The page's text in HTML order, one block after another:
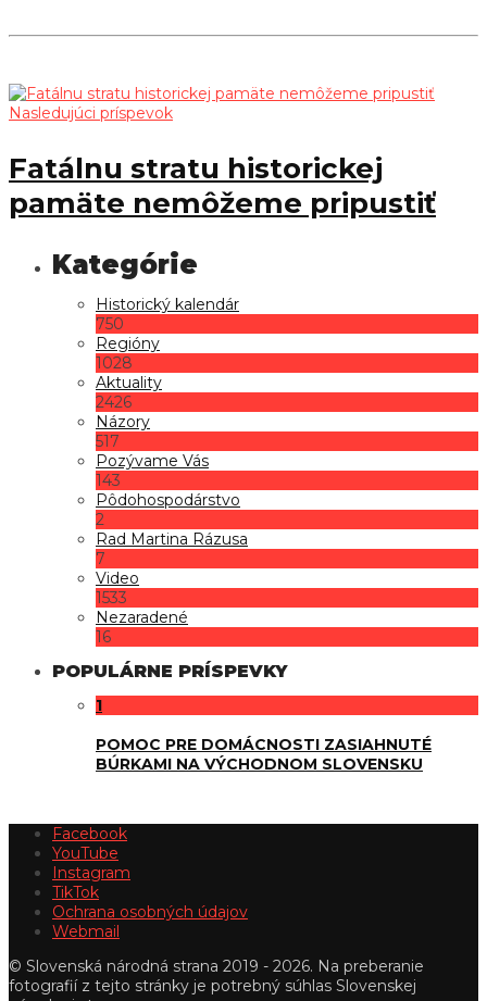
Nasledujúci príspevok
Fatálnu stratu historickej
pamäte nemôžeme pripustiť
Historický kalendár
750
Regióny
1028
Aktuality
2426
Názory
517
Pozývame Vás
143
Pôdohospodárstvo
2
Rad Martina Rázusa
7
Video
1533
Nezaradené
16
POPULÁRNE PRÍSPEVKY
1
POMOC PRE DOMÁCNOSTI ZASIAHNUTÉ
BÚRKAMI NA VÝCHODNOM SLOVENSKU
Facebook
YouTube
Instagram
TikTok
Ochrana osobných údajov
Webmail
© Slovenská národná strana 2019 - 2026. Na preberanie
fotografií z tejto stránky je potrebný súhlas Slovenskej